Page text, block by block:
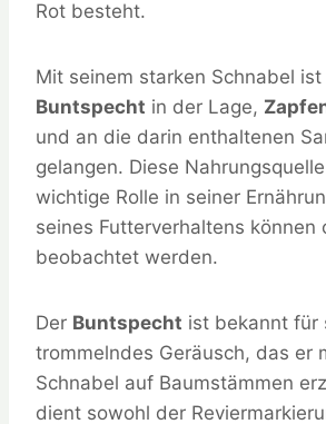
Rot besteht.
Mit seinem starken Schnabel
Buntspecht in der Lage,
und an die darin enthaltenen
gelangen. Diese
wichtige Rolle in seiner
seines Futterverhaltens können
beobachtet werden.
Der Buntspecht ist bekannt für
trommelndes Geräusch, das er
Schnabel auf Baumstämmen
dient sowohl der